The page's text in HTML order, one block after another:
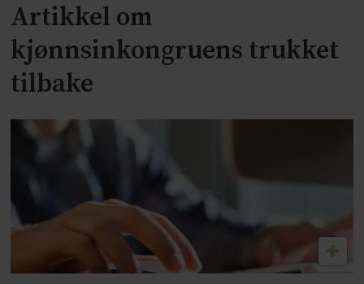
Artikkel om
kjønnsinkongruens trukket
tilbake